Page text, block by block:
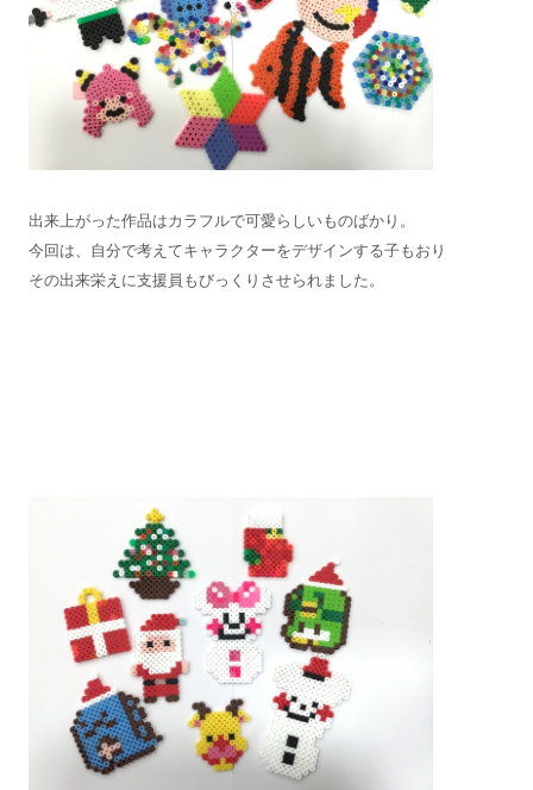
出来上がった作品はカラフルで可愛らしいものばかり。
今回は、自分で考えてキャラクターをデザインする子もおり
その出来栄えに支援員もびっくりさせられました。